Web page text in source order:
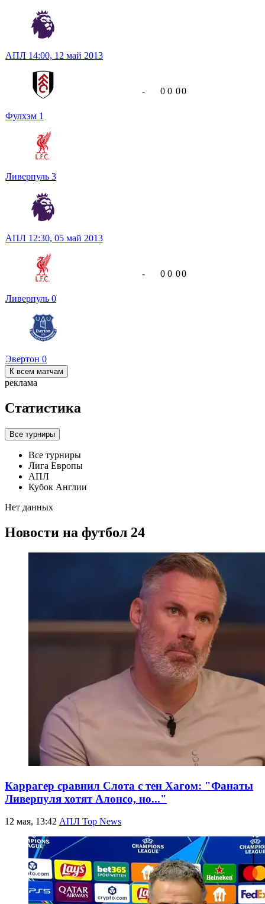
АПЛ 14:00, 12 май 2013
Фулхэм 1
Ливерпуль 3
- 0 0 00
АПЛ 12:30, 05 май 2013
Ливерпуль 0
Эвертон 0
- 0 0 00
К всем матчам
реклама
Статистика
Все турниры
Все турниры
Лига Европы
АПЛ
Кубок Англии
Нет данных
Новости на футбол 24
Каррагер сравнил Слота с тен Хагом: "Фанаты
Ливерпуля хотят Алонсо, но..."
12 мая, 13:42 АПЛ Top News